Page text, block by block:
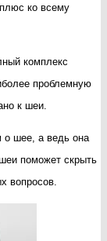
ко всему
комплекс
проблемную
к шеи.
о шее, а ведь она
поможет скрыть
вопросов.